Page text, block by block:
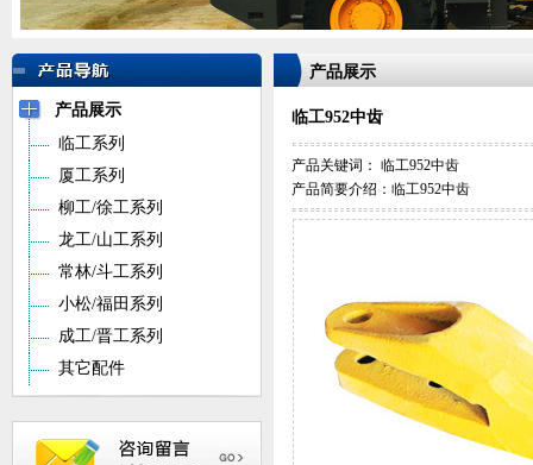
产品展示
临工系列
厦工系列
柳工/徐工系列
龙工/山工系列
常林/斗工系列
小松/福田系列
成工/晋工系列
其它配件
产品展示
临工952中齿
产品关键词：临工952中齿
产品简要介绍：临工952中齿